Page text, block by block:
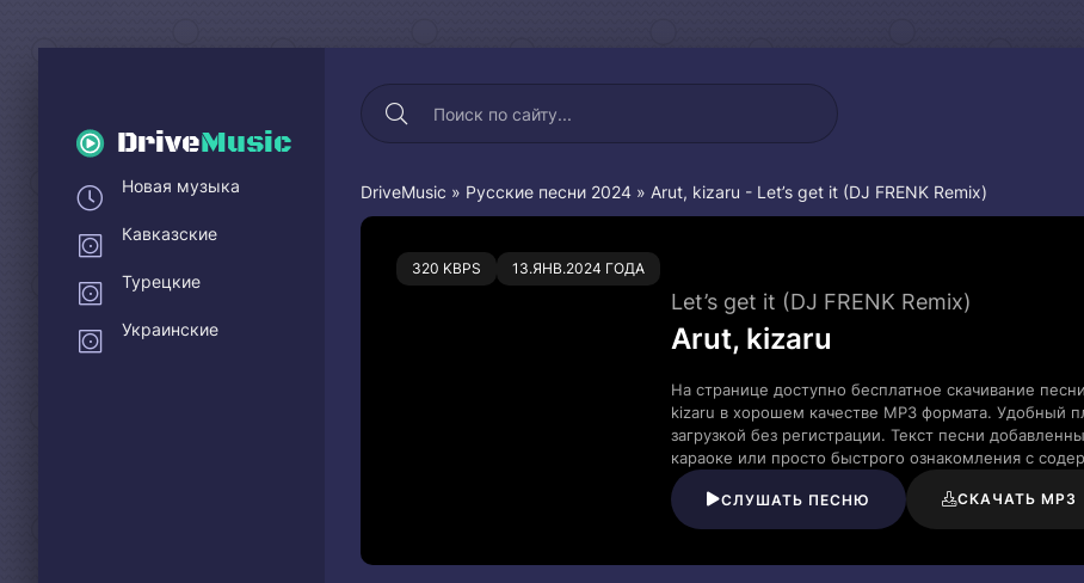
DriveMusic
DriveMusic » Русские песни 2024 » Arut, kizaru - Let’s get it (DJ FRENK Remix)
320 KBPS 13.ЯНВ.2024 ГОДА
0 1
Let’s get it (DJ FRENK Remix)
Arut, kizaru
На странице доступно бесплатное скачивание
kizaru в хорошем качестве MP3 формата. Удобный
загрузкой без регистрации. Текст песни
караоке или просто быстрого ознакомления с
СЛУШАТЬ ПЕСНЮ СКАЧАТЬ MP3
Новая музыка
Кавказские
Турецкие
Украинские